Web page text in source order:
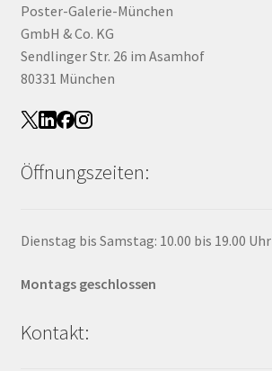
Poster-Galerie-München
GmbH & Co. KG
Sendlinger Str. 26 im Asamhof
80331 München
Öffnungszeiten:
Dienstag bis Samstag: 10.00 bis 19.00 Uhr
Montags geschlossen
Kontakt: